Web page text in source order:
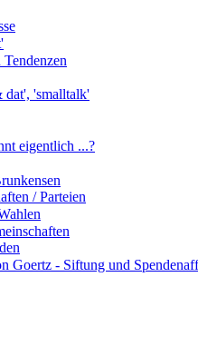
'smalltalk'
eigentlich ...?
/ Parteien
- Siftung und